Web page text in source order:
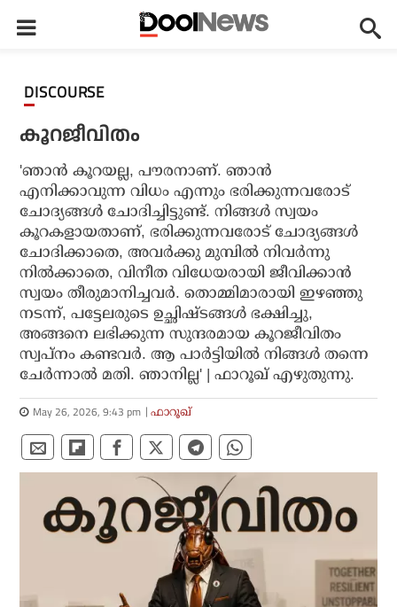
DISCOURSE
കൂറജീവിതം
'ഞാന്‍ കൂറയല്ല, പൗരനാണ്. ഞാന്‍
എനിക്കാവുന്ന വിധം എന്നും ഭരിക്കുന്നവരോട്
ചോദ്യങ്ങള്‍ ചോദിച്ചിട്ടുണ്ട്. നിങ്ങള്‍ സ്വയം
കൂറകളായതാണ്, ഭരിക്കുന്നവരോട് ചോദ്യങ്ങള്‍
ചോദിക്കാതെ, അവര്‍ക്കു മുമ്പില്‍ നിവര്‍ന്നു
നില്‍ക്കാതെ, വിനീത വിധേയരായി ജീവിക്കാന്‍
സ്വയം തീരുമാനിച്ചവര്‍. തൊമ്മിമാരായി ഇഴഞ്ഞു
നടന്ന്, പട്ടേലരുടെ ഉച്ഛിഷ്ടങ്ങള്‍ ഭക്ഷിച്ചു,
അങ്ങനെ ലഭിക്കുന്ന സുന്ദരമായ കൂറജീവിതം
സ്വപ്നം കണ്ടവര്‍. ആ പാര്‍ട്ടിയില്‍ നിങ്ങള്‍ തന്നെ
ചേര്‍ന്നാല്‍ മതി. ഞാനില്ല' | ഫാറൂഖ് എഴുതുന്നു.
May 26, 2026, 9:43 pm ഫാറൂഖ്